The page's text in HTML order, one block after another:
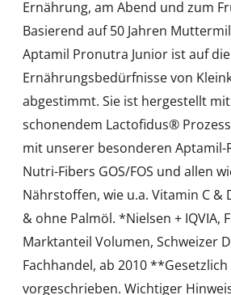
Ernährung, am Abend und zum
Basierend auf 50 Jahren
Aptamil Pronutra Junior ist auf die
Ernährungsbedürfnisse von
abgestimmt. Sie ist hergestellt
schonendem Lactofidus®
mit unserer besonderen Aptamil-
Nutri-Fibers GOS/FOS und allen
Nährstoffen, wie u.a. Vitamin C &
& ohne Palmöl. *Nielsen + IQVIA,
Marktanteil Volumen, Schweizer
Fachhandel, ab 2010
vorgeschrieben. Wichtiger